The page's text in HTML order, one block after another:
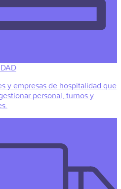
y empresas de hospitalidad que
personal, turnos y